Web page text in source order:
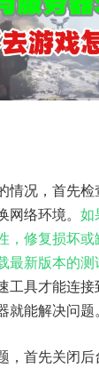
情况，首先
络环境。 如
，修复损坏
新版本的测
工具才能连
能解决问题。
，首先关闭